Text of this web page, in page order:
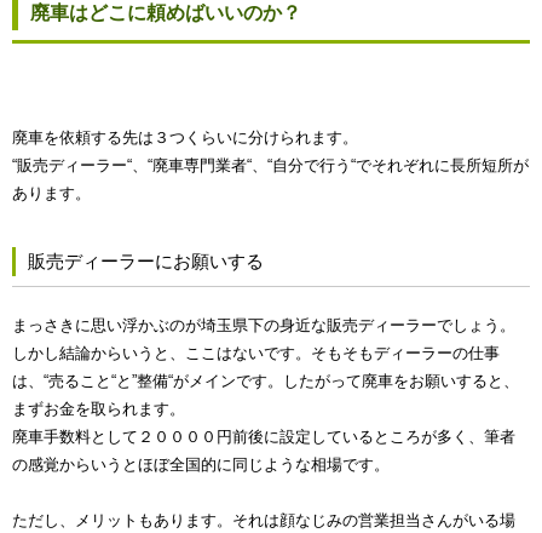
廃車はどこに頼めばいいのか？
廃車を依頼する先は３つくらいに分けられます。
“販売ディーラー“、“廃車専門業者“、“自分で行う“でそれぞれに長所短所が
あります。
販売ディーラーにお願いする
まっさきに思い浮かぶのが埼玉県下の身近な販売ディーラーでしょう。
しかし結論からいうと、ここはないです。そもそもディーラーの仕事
は、“売ること“と”整備“がメインです。したがって廃車をお願いすると、
まずお金を取られます。
廃車手数料として２００００円前後に設定しているところが多く、筆者
の感覚からいうとほぼ全国的に同じような相場です。
ただし、メリットもあります。それは顔なじみの営業担当さんがいる場